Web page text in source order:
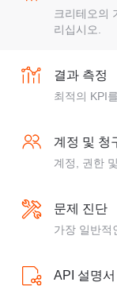
크리테오의
리십시오.
결과 측정
최적의 KPI
계정 및 청
계정, 권한
문제 진단
가장 일반적
API 설명서